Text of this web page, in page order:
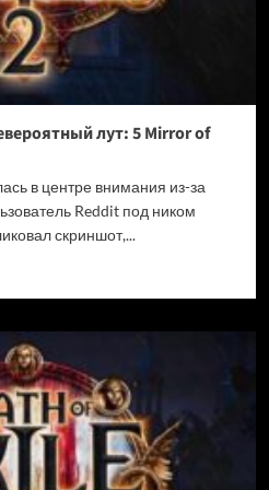
лут: 5 Mirror of
в центре внимания из-за
Reddit под ником
скриншот,...